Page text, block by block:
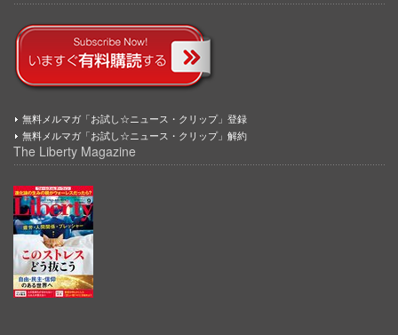
無料メルマガ「お試し☆ニュース・クリップ」登録
無料メルマガ「お試し☆ニュース・クリップ」解約
The Liberty Magazine